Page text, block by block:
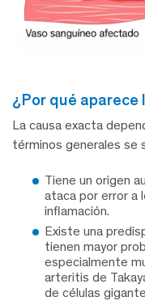
¿por qué
La causa exacta
términos generales se
Tiene un origen
ataca por error a
inflamación.
Existe una
tienen mayor
especialmente
arteritis de
de células